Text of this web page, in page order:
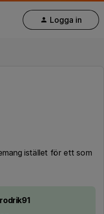
Logga in
istället för ett som